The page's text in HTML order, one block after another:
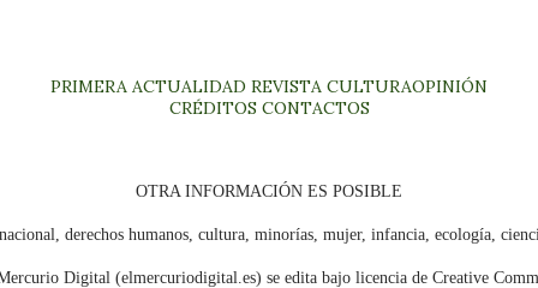
PRIMERA ACTUALIDAD REVISTA CULTURAOPINIÓN
CRÉDITOSCONTACTOS
OTRA INFORMACIÓN ES POSIBLE
derechos humanos, cultura, minorías, mujer, infancia, ecología,
Digital (elmercuriodigital.es) se edita bajo licencia de Creative